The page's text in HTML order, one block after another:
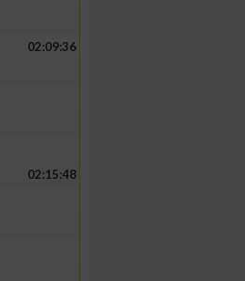
02:09:36
02:15:48